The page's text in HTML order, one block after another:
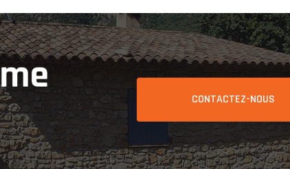
CONTACTEZ-NOUS